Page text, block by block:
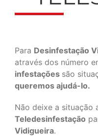
Para Desinfestação
através dos número
infestações são
queremos ajudá-lo.
Não deixe a situação
Teledesinfestação
Vidigueira.